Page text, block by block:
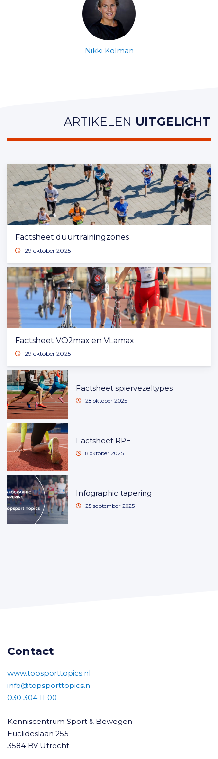
Nikki Kolman
ARTIKELEN UITGELICHT
Factsheet duurtrainingzones
29 oktober 2025
Factsheet VO2max en VLamax
29 oktober 2025
Factsheet spiervezeltypes
28 oktober 2025
Factsheet RPE
8 oktober 2025
Infographic tapering
25 september 2025
Contact
www.topsporttopics.nl
info@topsporttopics.nl
030 304 11 00
Kenniscentrum Sport & Bewegen
Euclideslaan 255
3584 BV Utrecht